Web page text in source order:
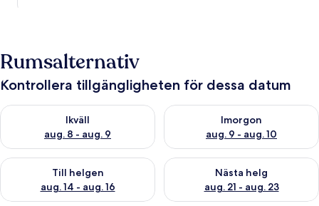
Rumsalternativ
Kontrollera tillgängligheten för dessa datum
Ikväll
aug. 8 - aug. 9
Kontrollera tillgängligheten för ikväll aug. 8 - aug. 9
Imorgon
aug. 9 - aug. 10
Kontrollera tillgängligheten
Till helgen
aug. 14 - aug. 16
Kontrollera tillgängligheten för den här helgen aug. 14 - aug.
Nästa helg
aug. 21 - aug. 23
Kontrollera tillgängligheten